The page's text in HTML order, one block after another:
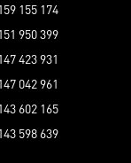
155 174
950 399
423 931
042 961
602 165
598 639